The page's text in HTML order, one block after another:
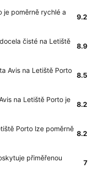
je poměrně rychlé a
9.2
čisté na Letiště
8.9
Avis na Letiště Porto
8.5
na Letiště Porto je
8.2
Porto lze poměrně
8.2
přiměřenou
7